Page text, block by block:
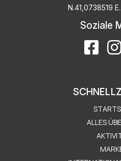
Ν.41,0738519
Soziale
ALLES